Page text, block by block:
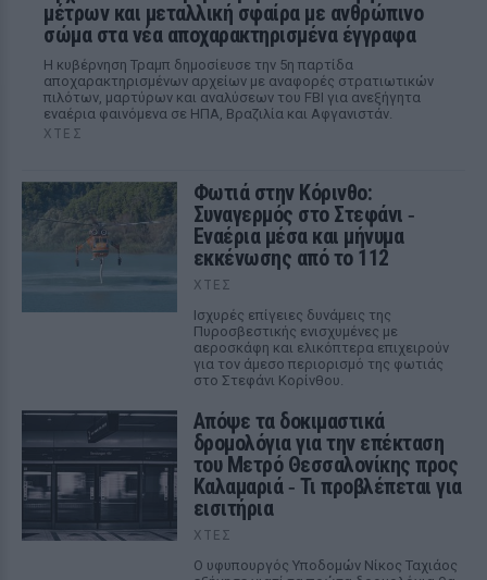
μέτρων και μεταλλική σφαίρα με ανθρώπινο
σώμα στα νέα αποχαρακτηρισμένα έγγραφα
Η κυβέρνηση Τραμπ δημοσίευσε την 5η παρτίδα
αποχαρακτηρισμένων αρχείων με αναφορές στρατιωτικών
πιλότων, μαρτύρων και αναλύσεων του FBI για ανεξήγητα
εναέρια φαινόμενα σε ΗΠΑ, Βραζιλία και Αφγανιστάν.
ΧΤΕΣ
Φωτιά στην Κόρινθο:
Συναγερμός στο Στεφάνι ‑
Εναέρια μέσα και μήνυμα
εκκένωσης από το 112
ΧΤΕΣ
Ισχυρές επίγειες δυνάμεις της
Πυροσβεστικής ενισχυμένες με
αεροσκάφη και ελικόπτερα επιχειρούν
για τον άμεσο περιορισμό της φωτιάς
στο Στεφάνι Κορίνθου.
Απόψε τα δοκιμαστικά
δρομολόγια για την επέκταση
του Μετρό Θεσσαλονίκης προς
Καλαμαριά ‑ Τι προβλέπεται για
εισιτήρια
ΧΤΕΣ
Ο υφυπουργός Υποδομών Νίκος Ταχιάος